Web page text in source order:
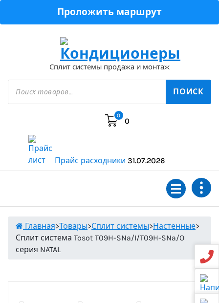
Проложить маршрут
Сплит системы продажа и монтаж
Поиск
товаров
ПОИСК
0
0
Прайс расходники 31.07.2026
Главная>Товары>Сплит системы>Настенные>
Сплит система Tosot T09H-SNa/I/T09H-SNa/O
серия NATAL